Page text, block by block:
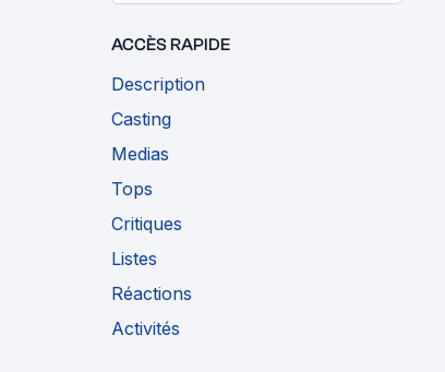
ACCÈS RAPIDE
Description
Casting
Medias
Tops
Critiques
Listes
Réactions
Activités